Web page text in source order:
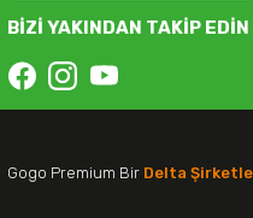
BİZİ YAKINDAN TAKİP EDİN
Gogo Premium Bir Delta